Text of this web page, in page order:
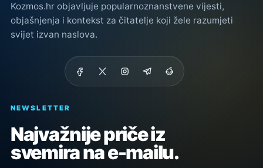
Kozmos.hr objavljuje popularnoznanstvene vijesti,
objašnjenja i kontekst za čitatelje koji žele razumjeti
svijet izvan naslova.
NEWSLETTER
Najvažnije priče iz
svemira na e-mailu.